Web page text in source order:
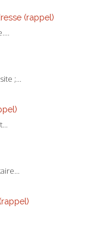
(rappel)
;...